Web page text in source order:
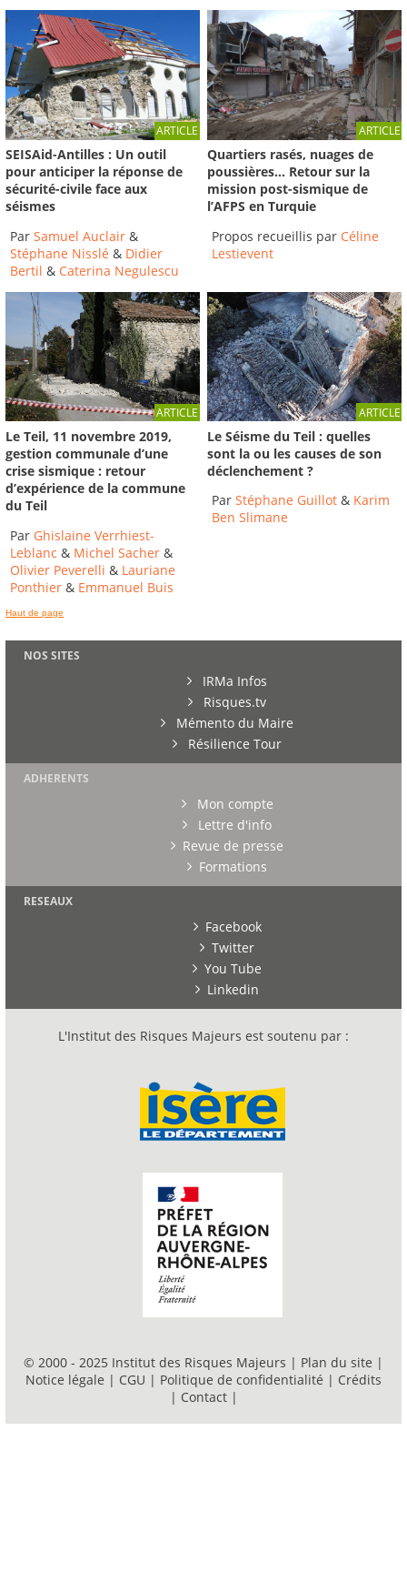
ARTICLE
SEISAid-Antilles : Un outil
pour anticiper la réponse de
sécurité-civile face aux
séismes
Par Samuel Auclair &
Stéphane Nisslé & Didier
Bertil & Caterina Negulescu
ARTICLE
Quartiers rasés, nuages de
poussières… Retour sur la
mission post-sismique de
l’AFPS en Turquie
Propos recueillis par Céline
Lestievent
ARTICLE
Le Teil, 11 novembre 2019,
gestion communale d’une
crise sismique : retour
d’expérience de la commune
du Teil
Par Ghislaine Verrhiest-
Leblanc & Michel Sacher &
Olivier Peverelli & Lauriane
Ponthier & Emmanuel Buis
ARTICLE
Le Séisme du Teil : quelles
sont la ou les causes de son
déclenchement ?
ParStéphane Guillot & Karim
Ben Slimane
Haut de page
NOS SITES
IRMa Infos
Risques.tv
Mémento du Maire
Résilience Tour
ADHERENTS
Mon compte
Lettre d'info
Revue de presse
Formations
RESEAUX
Facebook
Twitter
You Tube
Linkedin
L'Institut des Risques Majeurs est soutenu par :
© 2000 - 2025 Institut des Risques Majeurs | Plan du site |
Notice légale | CGU | Politique de confidentialité | Crédits
| Contact |